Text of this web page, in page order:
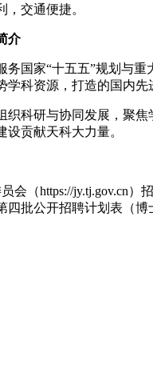
交通便捷。
介
国家“十五五”规划与
科资源，打造的国内
科研与协同发展，聚
贡献天科大力量。
会（https://jy.tj.gov.cn
批公开招聘计划表（博